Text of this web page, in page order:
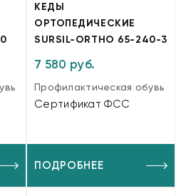
КЕДЫ
ОРТОПЕДИЧЕСКИЕ
SURSIL-ORTHO 65-240-3
7 580 руб.
Профилактическая обувь
Сертификат ФСС
ПОДРОБНЕЕ